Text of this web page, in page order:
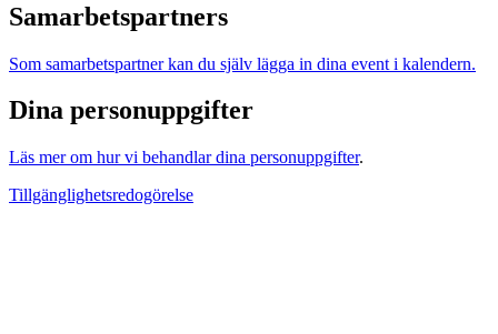
Samarbetspartners
Som samarbetspartner kan du själv lägga in dina event i kalendern.
Dina personuppgifter
Läs mer om hur vi behandlar dina personuppgifter.
Tillgänglighetsredogörelse